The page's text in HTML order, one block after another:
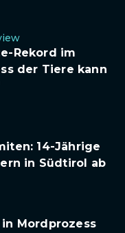
Rekord im
der Tiere kann
14-Jährige
in Südtirol ab
Mordprozess